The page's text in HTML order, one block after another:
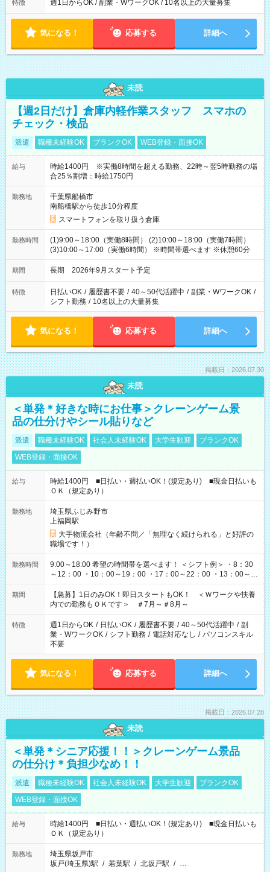
特徴 週1日からOK / 副業・WワークOK / 10名以上の大量募集
気になる！ 応募する 詳細へ
未読
【週2日だけ】倉庫内軽作業スタッフ スマホの
チェック・検品
派遣 職種未経験OK ブランクOK WEB登録・面接OK
給与
時給1400円 ※実働8時間を超える勤務、22時～翌5時勤務の場
合25％割増：時給1750円
勤務地
千葉県船橋市
南船橋駅から徒歩10分程度
スマートフォンを取り扱う倉庫
勤務時間
(1)9:00～18:00（実働8時間） (2)10:00～18:00（実働7時間）
(3)10:00～17:00（実働6時間） ※時間帯選べます ※休憩60分
期間 長期 2026年9月スタート予定
特徴 日払いOK / 履歴書不要 / 40～50代活躍中 / 副業・WワークOK /
シフト勤務 / 10名以上の大量募集
気になる！ 応募する 詳細へ
掲載日：2026.07.30
未読
＜単発＊好きな時にお仕事＞クレーンゲーム景
品の仕分けやシール貼りなど
派遣 職種未経験OK 社会人未経験OK 大学生歓迎
ブランクOK
WEB登録・面接OK
給与
時給1400円 ■日払い・週払いOK！(規定あり) ■現金日払いも
ＯＫ（規定あり）
勤務地
埼玉県ふじみ野市
上福岡駅
大手物流会社（年齢不問／「無理なく続けられる」と好評の
職場です！）
勤務時間
9:00～18:00 希望の時間帯を選べます！ ＜シフト例＞ ・8：30
～12：00 ・10：00～19：00 ・17：00～22：00 ・13：00～
22：00 ・22：00～翌6：00 など
期間
【急募】1日のみOK！即日スタートもOK！ ＜Ｗワークや扶養
内での勤務もＯＫです＞ ＃7月～＃8月～
特徴 週1日からOK / 日払いOK / 履歴書不要 / 40～50代活躍中 / 副
業・WワークOK / シフト勤務 / 電話対応なし / パソコンスキル
不要
気になる！ 応募する 詳細へ
掲載日：2026.07.28
未読
＜単発＊シニア応援！！＞クレーンゲーム景品
の仕分け＊負担少なめ！！
派遣 職種未経験OK 社会人未経験OK 大学生歓迎
ブランクOK
WEB登録・面接OK
給与
時給1400円 ■日払い・週払いOK！(規定あり) ■現金日払いも
ＯＫ（規定あり）
勤務地
埼玉県坂戸市
坂戸(埼玉県)駅 / 若葉駅 / 北坂戸駅 / …